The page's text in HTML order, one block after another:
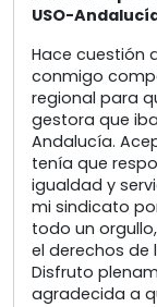
USO-
Hace cuestión
conmigo
regional para
gestora que
Andalucía.
tenía que
igualdad y
mi sindicato
todo un
el derechos de
Disfruto
agradecida a